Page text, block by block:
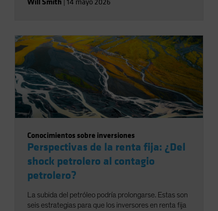
14 mayo 2026
Conocimientos sobre inversiones
Perspectivas de la renta fija: ¿Del
shock petrolero al contagio
petrolero?
La subida del petróleo podría prolongarse. Estas son
seis estrategias para que los inversores en renta fija